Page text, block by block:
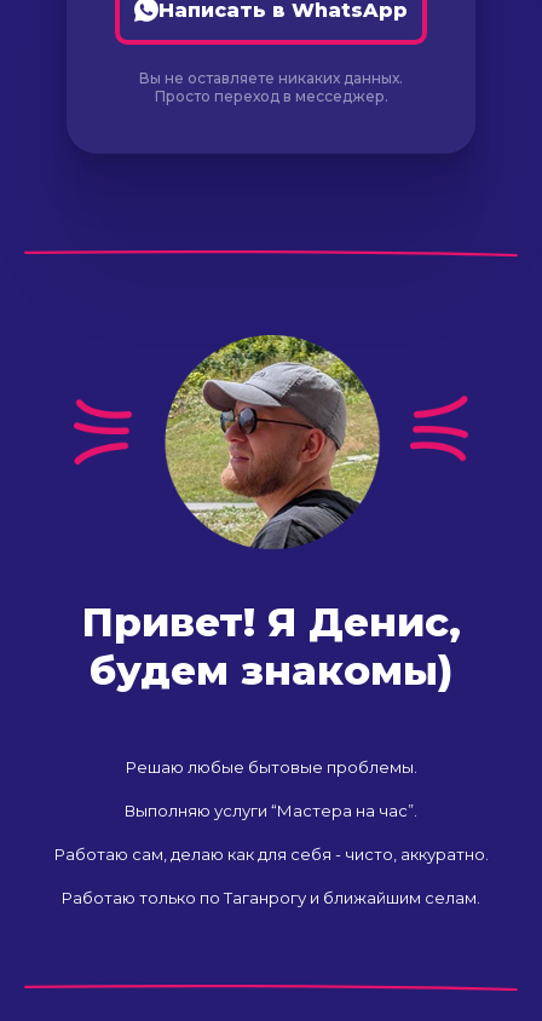
Написать в WhatsApp
Вы не оставляете никаких данных.
Просто переход в месседжер.
Привет! Я Денис,
будем знакомы)
Решаю любые бытовые проблемы.
Выполняю услуги “Мастера на час”.
Работаю сам, делаю как для себя - чисто, аккуратно.
Работаю только по Таганрогу и ближайшим селам.